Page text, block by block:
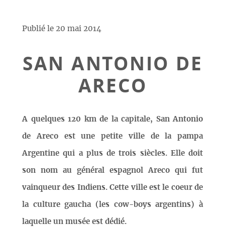
Publié le 20 mai 2014
SAN ANTONIO DE
ARECO
A quelques 120 km de la capitale, San Antonio
de Areco est une petite ville de la pampa
Argentine qui a plus de trois siècles. Elle doit
son nom au général espagnol Areco qui fut
vainqueur des Indiens. Cette ville est le coeur de
la culture gaucha (les cow-boys argentins) à
laquelle un musée est dédié.